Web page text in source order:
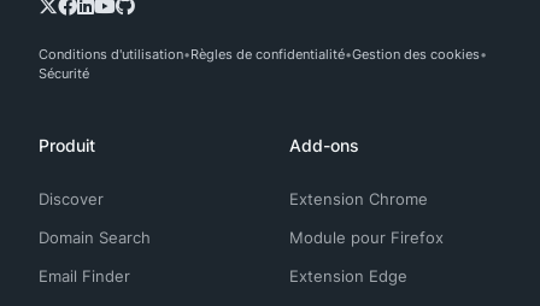
Conditions d'utilisation Règles de confidentialité Gestion des cookies
Sécurité
Produit
Discover
Domain Search
Email Finder
Add-ons
Extension Chrome
Module pour Firefox
Extension Edge